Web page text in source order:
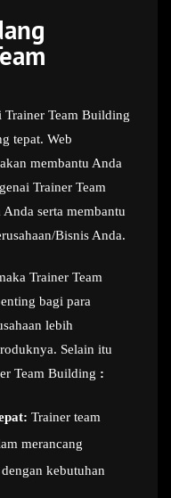
Trainer Team Building
tepat. Web
membantu Anda
Trainer Team
serta membantu
Bisnis Anda.
Trainer Team
bagi para
lebih
Selain itu
Team Building :
Trainer team
merancang
kebutuhan